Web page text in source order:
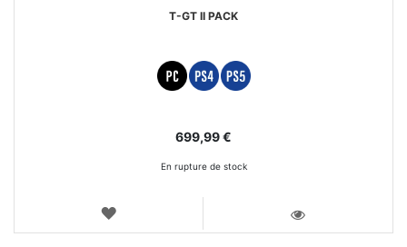
T-GT II PACK
699,99 €
En rupture de stock
AJOUTER